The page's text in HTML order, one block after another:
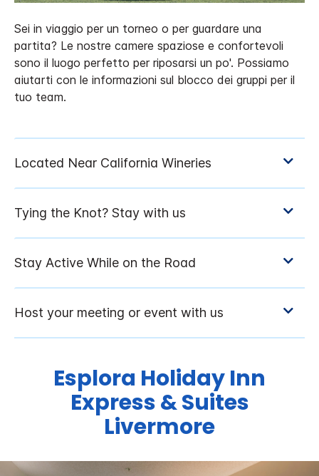
Sei in viaggio per un torneo o per guardare una
partita? Le nostre camere spaziose e confortevoli
sono il luogo perfetto per riposarsi un po'. Possiamo
aiutarti con le informazioni sul blocco dei gruppi per il
tuo team.
Esplora Holiday Inn
Express & Suites
Livermore